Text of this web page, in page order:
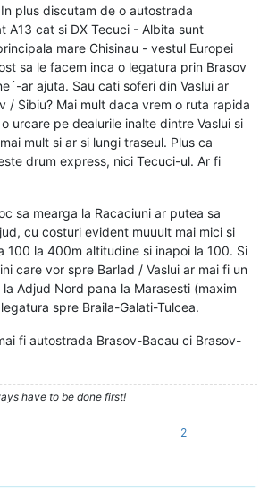
plus discutam de o autostrada
A13 cat si DX Tecuci - Albita sunt
mare Chisinau - vestul Europei
sa le facem inca o legatura prin Brasov
ar ajuta. Sau cati soferi din Vaslui ar
/ Sibiu? Mai mult daca vrem o ruta rapida
urcare pe dealurile inalte dintre Vaslui si
mult si ar si lungi traseul. Plus ca
drum express, nici Tecuci-ul. Ar fi
sa mearga la Racaciuni ar putea sa
cu costuri evident muuult mai mici si
100 la 400m altitudine si inapoi la 100. Si
care vor spre Barlad / Vaslui ar mai fi un
Adjud Nord pana la Marasesti (maxim
spre Braila-Galati-Tulcea.
fi autostrada Brasov-Bacau ci Brasov-
have to be done first!
2